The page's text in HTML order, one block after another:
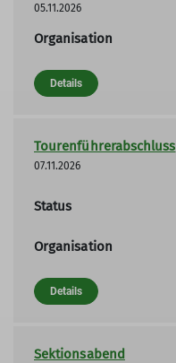
05.11.2026
Organisation
Details
Tourenführerabschluss
07.11.2026
Status
Organisation
Details
Sektionsabend